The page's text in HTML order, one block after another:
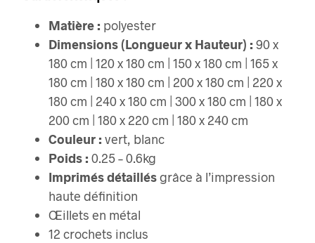
Matière : polyester
Dimensions (Longueur x Hauteur) : 90 x
180 cm | 120 x 180 cm | 150 x 180 cm | 165 x
180 cm | 180 x 180 cm | 200 x 180 cm | 220 x
180 cm | 240 x 180 cm | 300 x 180 cm | 180 x
200 cm | 180 x 220 cm | 180 x 240 cm
Couleur : vert, blanc
Poids :0.25 – 0.6kg
Imprimés détaillésgrâce à l’impression
haute définition
Œillets en métal
12 crochets inclus